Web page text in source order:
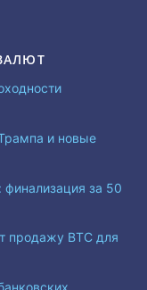
и новые
финализация за 50
продажу BTC для